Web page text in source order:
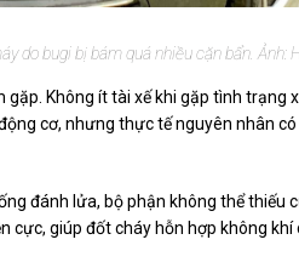
do bugi bị bám quá nhiều cặn bẩn. Ảnh:
Không ít tài xế khi gặp tình trạng
cơ, nhưng thực tế nguyên nhân
đánh lửa, bộ phận không thể thiếu
giúp đốt cháy hỗn hợp không khí